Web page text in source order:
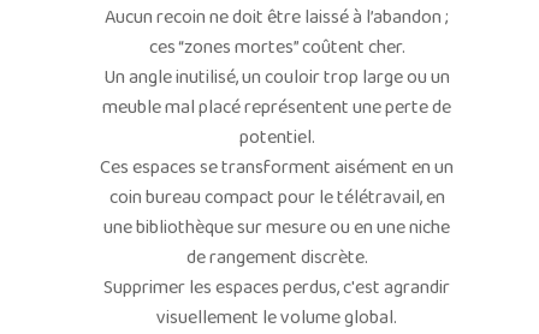
Aucun recoin ne doit être laissé à l’abandon ;
ces “zones mortes” coûtent cher.
Un angle inutilisé, un couloir trop large ou un
meuble mal placé représentent une perte de
potentiel.
Ces espaces se transforment aisément en un
coin bureau compact pour le télétravail, en
une bibliothèque sur mesure ou en une niche
de rangement discrète.
Supprimer les espaces perdus, c'est agrandir
visuellement le volume global.